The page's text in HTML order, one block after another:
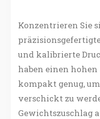
Konzentrieren Sie
und kalibrierte
haben einen hohen
kompakt genug,
verschickt zu
Gewichtszuschlag